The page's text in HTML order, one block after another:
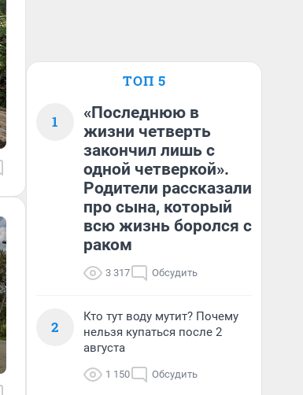
ТОП 5
1
«Последнюю в
жизни четверть
закончил лишь с
одной четверкой».
Родители рассказали
про сына, который
всю жизнь боролся с
раком
3 317 Обсудить
2
Кто тут воду мутит? Почему
нельзя купаться после 2
августа
1 150 Обсудить